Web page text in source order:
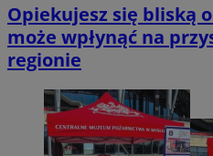
Opiekujesz się bliską
może wpłynąć na
regionie